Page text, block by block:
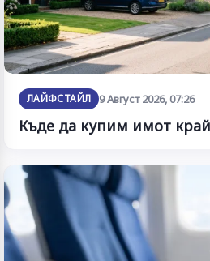
ЛАЙФСТАЙЛ 9 Август 2026, 07:26
Къде да купим имот